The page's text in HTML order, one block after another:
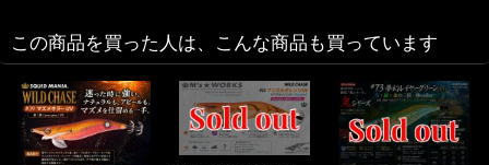
この商品を買った人は、こんな商品も買っています